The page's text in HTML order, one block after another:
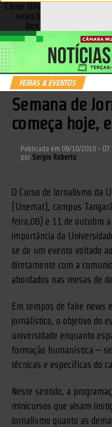
Close this
search
box.
FEIRAS & EVENTOS
Semana de
começa hoje,
Publicado em 08/10/2019 -
por Sergio Roberto
O Curso de Jornalismo da
(Unemat), campus
feira,08) e 11 de outubro a
importância da
se de um evento voltado
diretamente com a
abordados nas mesas de
Em tempos de fake news
jornalístico, o objetivo do
universidade enquanto
formação humanística –
técnicas e específicas do
Neste sentido, a
minicursos que visam
Jornalismo quanto as